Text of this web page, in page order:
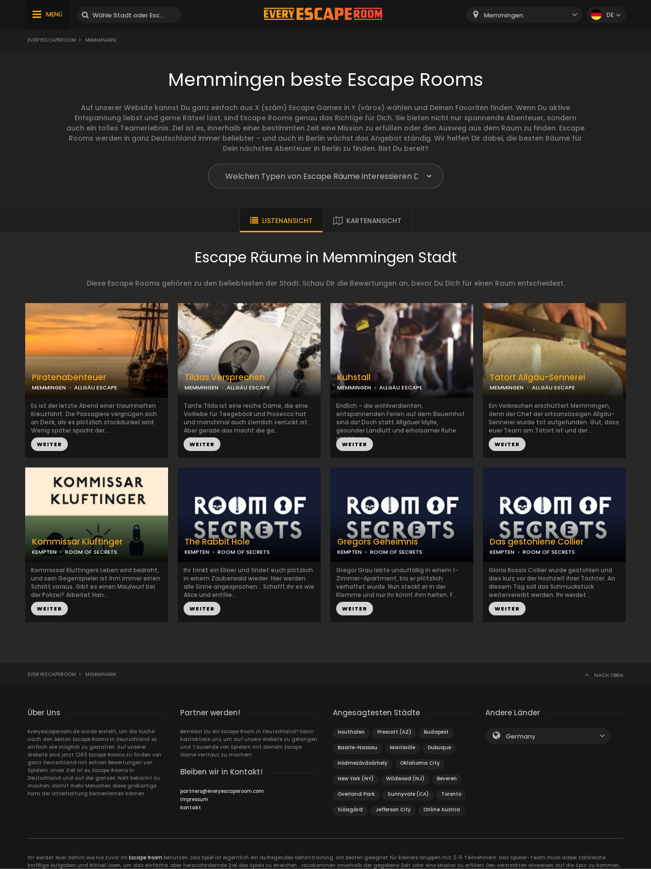
MENÜ Memmingen DE
EVERYESCAPEROOM > MEMMINGEN
Memmingen beste Escape Rooms
Auf unserer Website kannst Du ganz einfach aus X (szám) Escape Games in Y (város) wählen und Deinen Favoriten finden. Wenn Du aktive
Entspannung liebst und gerne Rätsel löst, sind Escape Rooms genau das Richtige für Dich. Sie bieten nicht nur spannende Abenteuer, sondern
auch ein tolles Teamerlebnis. Ziel ist es, innerhalb einer bestimmten Zeit eine Mission zu erfüllen oder den Ausweg aus dem Raum zu finden. Escape
Rooms werden in ganz Deutschland immer beliebter – und auch in Berlin wächst das Angebot ständig. Wir helfen Dir dabei, die besten Räume für
Dein nächstes Abenteuer in Berlin zu finden. Bist Du bereit?
LISTENANSICHT KARTENANSICHT
Escape Räume in Memmingen Stadt
Diese Escape Rooms gehören zu den beliebtesten der Stadt. Schau Dir die Bewertungen an, bevor Du Dich für einen Raum entscheidest.
Piratenabenteuer
MEMMINGEN ALLGÄU ESCAPE
Es ist der letzte Abend einer traumhaften
Kreuzfahrt. Die Passagiere vergnügen sich
an Deck, als es plötzlich stockdunkel wird.
Wenig später spricht der...
WEITER
Tildas Versprechen
MEMMINGEN ALLGÄU ESCAPE
Tante Tilda ist eine reiche Dame, die eine
Vorliebe für Teegebäck und Prosecco hat
und manchmal auch ziemlich verrückt ist.
Aber gerade das macht die ga...
WEITER
Kuhstall
MEMMINGEN ALLGÄU ESCAPE
Endlich – die wohlverdienten,
entspannenden Ferien auf dem Bauernhof
sind da! Doch statt Allgäuer Idylle,
gesunder Landluft und erholsamer Ruhe
stört be...
WEITER
Tatort Allgäu-Sennerei
MEMMINGEN ALLGÄU ESCAPE
Ein Verbrechen erschüttert Memmingen,
denn der Chef der ortsansässigen Allgäu-
Sennerei wurde tot aufgefunden. Gut, dass
euer Team am Tatort ist und der ...
WEITER
Kommissar Kluftinger
KEMPTEN ROOM OF SECRETS
Kommissar Kluftingers Leben wird bedroht,
und sein Gegenspieler ist ihm immer einen
Schritt voraus. Gibt es einen Maulwurf bei
der Polizei? Arbeitet Han...
WEITER
The Rabbit Hole
KEMPTEN ROOM OF SECRETS
Ihr trinkt ein Elixier und findet euch plötzlich
in einem Zauberwald wieder. Hier werden
alle Sinne angesprochen... Schafft ihr es wie
Alice und entflie...
WEITER
Gregors Geheimnis
KEMPTEN ROOM OF SECRETS
Gregor Grau lebte unauffällig in einem 1-
Zimmer-Apartment, bis er plötzlich
verhaftet wurde. Nun steckt er in der
Klemme und nur ihr könnt ihm helfen. F...
WEITER
Das gestohlene Collier
KEMPTEN ROOM OF SECRETS
Gloria Rossis Collier wurde gestohlen und
dies kurz vor der Hochzeit ihrer Tochter. An
diesem Tag soll das Schmuckstück
weitervererbt werden. Ihr werdet...
WEITER
EVERYESCAPEROOM > MEMMINGEN NACH OBEN
Über Uns
Everyescaperoom.de wurde erstellt, um die Suche
nach den besten Escape Rooms in Deutschland so
einfach wie möglich zu gestalten. Auf unserer
Website sind jetzt 1263 Escape Rooms zu finden von
ganz Deutschland mit echten Bewertungen von
Spielern. Unser Ziel ist es, Escape Rooms in
Deutschland und auf der ganzen Welt bekannt zu
machen, damit mehr Menschen diese großartige
Form der Unterhaltung kennenlernen können.
Partner werden!
Betreibst Du ein Escape Room in Deutschland? Dann
kontaktiere uns, um auf unsere Website zu gelangen
und Tausende von Spielern mit deinem Escape
Game vertraut zu machen!
Bleiben wir in Kontakt!
partners@everyescaperoom.com
Impressum
Kontakt
Angesagtesten Städte
Houthalen Prescott (AZ) Budapest
Baarle-Nassau Morrisville Dubuque
Hódmezővásárhely Oklahoma City
New York (NY) Wildwood (NJ) Beveren
Overland Park Sunnyvale (CA) Toronto
Sióagárd Jefferson City Online Austria
Andere Länder
Germany
Ihr werdet euer Gehirn wie nie zuvor im Escape Room benutzen. Das Spiel ist eigentlich ein aufregendes Gehirntraining. Am besten geeignet für kleinere Gruppen mit 2-5 Teilnehmern. Das Spieler-Team muss dabei zahlreiche
knifflige Aufgaben und Rätsel lösen, um das einfache, aber herausfordernde Ziel des Spiels zu erreichen : rauskommen innerhalb der gegebene Zeit oder eine Mission zu erfülen! Den versteckten Hinweisen auf die Spur zu kommen,